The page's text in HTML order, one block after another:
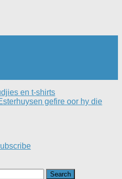
en t-shirts
gefire oor hy die